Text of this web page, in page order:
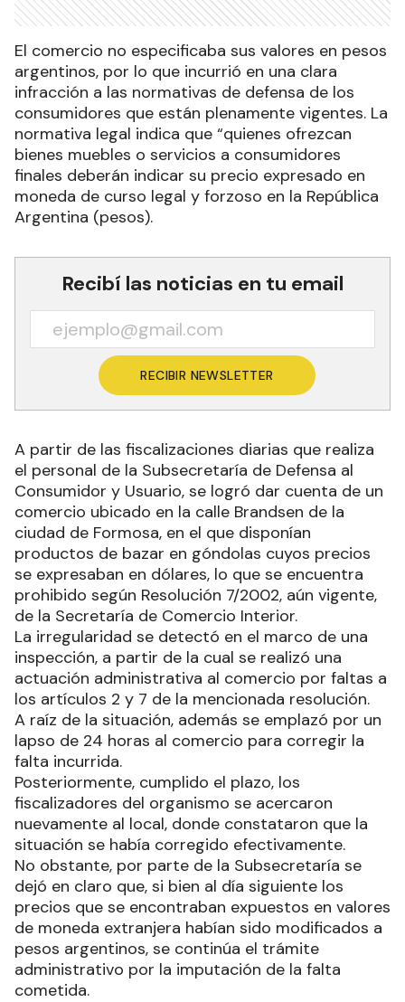
El comercio no especificaba sus valores en pesos
argentinos, por lo que incurrió en una clara
infracción a las normativas de defensa de los
consumidores que están plenamente vigentes. La
normativa legal indica que “quienes ofrezcan
bienes muebles o servicios a consumidores
finales deberán indicar su precio expresado en
moneda de curso legal y forzoso en la República
Argentina (pesos).
Recibí las noticias en tu email
RECIBIR NEWSLETTER
A partir de las fiscalizaciones diarias que realiza
el personal de la Subsecretaría de Defensa al
Consumidor y Usuario, se logró dar cuenta de un
comercio ubicado en la calle Brandsen de la
ciudad de Formosa, en el que disponían
productos de bazar en góndolas cuyos precios
se expresaban en dólares, lo que se encuentra
prohibido según Resolución 7/2002, aún vigente,
de la Secretaría de Comercio Interior.
La irregularidad se detectó en el marco de una
inspección, a partir de la cual se realizó una
actuación administrativa al comercio por faltas a
los artículos 2 y 7 de la mencionada resolución.
A raíz de la situación, además se emplazó por un
lapso de 24 horas al comercio para corregir la
falta incurrida.
Posteriormente, cumplido el plazo, los
fiscalizadores del organismo se acercaron
nuevamente al local, donde constataron que la
situación se había corregido efectivamente.
No obstante, por parte de la Subsecretaría se
dejó en claro que, si bien al día siguiente los
precios que se encontraban expuestos en valores
de moneda extranjera habían sido modificados a
pesos argentinos, se continúa el trámite
administrativo por la imputación de la falta
cometida.